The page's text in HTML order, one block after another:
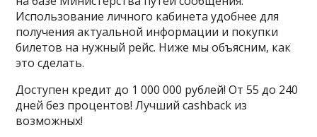
Использование личного кабинета удобнее для
получения актуальной информации и покупки
билетов на нужный рейс. Ниже мы объясним, как
это сделать.
Доступен кредит до 1 000 000 рублей! От 55 до 240
дней без процентов! Лучший cashback из
возможных!